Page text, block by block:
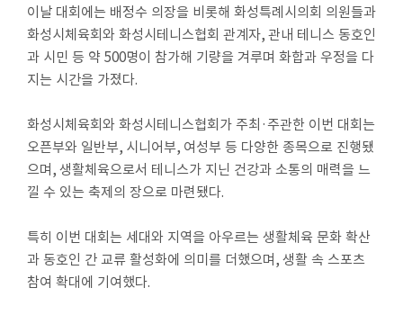
안
정
보
회
자
료
실
참
여
마
이날 대회에는 배정수 의장을 비롯해 화성특례시의회 의원들과
화성시체육회와 화성시테니스협회 관계자,관내 테니스 동호인
과 시민 등 약 500명이 참가해 기량을 겨루며 화합과 우정을 다
지는 시간을 가졌다.
화성시체육회와 화성시테니스협회가 주최·주관한 이번 대회는
오픈부와 일반부, 시니어부, 여성부 등 다양한 종목으로 진행됐
으며,생활체육으로서 테니스가 지닌 건강과 소통의 매력을 느
낄 수 있는 축제의 장으로 마련됐다.
특히 이번 대회는 세대와 지역을 아우르는 생활체육 문화 확산
과 동호인 간 교류 활성화에 의미를 더했으며,생활 속 스포츠
참여 확대에 기여했다.